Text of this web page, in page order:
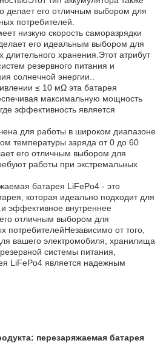
делает его отличным выбором для
потребителей.
низкую скорость саморазрядки
его идеальным выбором для
хранения.Этот атрибут
резервного питания и
солнечной энергии..
≤ 10 мΩ эта батарея
максимальную мощность
эффективность является
для работы в широком диапазоне
температуры заряда от 0 до 60
его отличным выбором для
работы при экстремальных
батарея LiFePo4 - это
которая идеально подходит для
эффективное внутреннее
отличным выбором для
потребителейНезависимо от того,
вашего электромобиля, хранилища
системы питания,
LiFePo4 является надежным
перезаряжаемая батарея